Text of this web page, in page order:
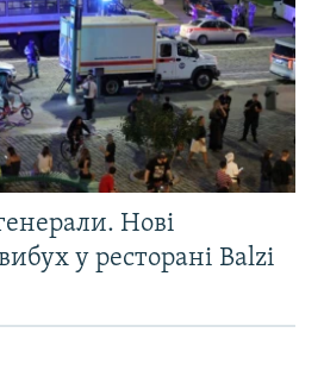
Нові
у ресторані Balzi